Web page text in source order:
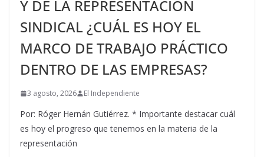
Y DE LA REPRESENTACIÓN
SINDICAL ¿CUÁL ES HOY EL
MARCO DE TRABAJO PRÁCTICO
DENTRO DE LAS EMPRESAS?
3 agosto, 2026 El Independiente
Por: Róger Hernán Gutiérrez. * Importante destacar cuál
es hoy el progreso que tenemos en la materia de la
representación